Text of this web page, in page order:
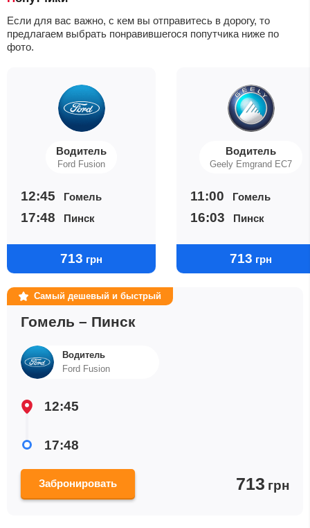
Если для вас важно, с кем вы отправитесь в дорогу, то
предлагаем выбрать понравившегося попутчика ниже по
фото.
Водитель
Ford Fusion
12:45 Гомель
17:48 Пинск
713 грн
Водитель
Geely Emgrand EC7
11:00 Гомель
16:03 Пинск
713 грн
Самый дешевый и быстрый
Гомель – Пинск
Водитель
Ford Fusion
12:45
17:48
Забронировать 713 грн